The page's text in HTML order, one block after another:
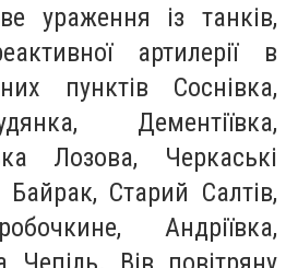
ураження із танків,
артилерії в
пунктів Соснівка,
Дементіївка,
Лозова, Черкаські
Старий Салтів,
Андріївка,